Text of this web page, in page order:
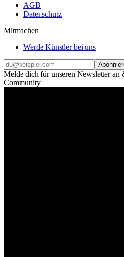
AGB
Datenschutz
Mitmachen
Werde Künstler bei uns
Melde dich für unseren Newsletter an
Community